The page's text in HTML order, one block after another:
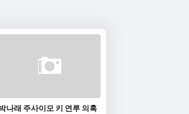
나래 주사이모 키 연루 의혹